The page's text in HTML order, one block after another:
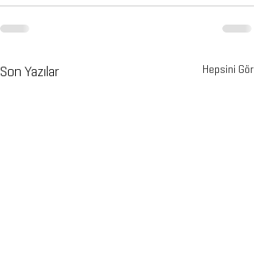
Son Yazılar Hepsini Gör